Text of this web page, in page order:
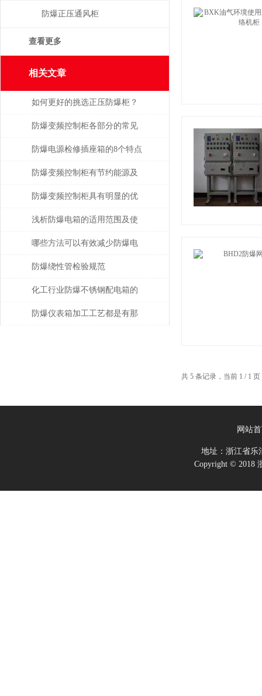
防爆正压通风柜
查看更多
相关文章
如何更好的挑选正压防爆柜？
防爆变频控制柜各部分的常见
故障及主要原因
防爆电源检修插座箱的8个特点
介绍
防爆变频控制柜有节约能源及
运行成本低等优势
防爆变频控制柜具有明显的优
势
浅析防爆电箱的适用范围及使
用方法
哪些方法可以有效减少防爆电
控箱的故障呢？
防爆绕性管检验规范
化工行业防爆不锈钢配电箱的
安装实践
防爆仪表箱加工工艺都是有那
共 5 条记录，当前 1 / 1
网站
地址：浙江省
Copyright © 2018